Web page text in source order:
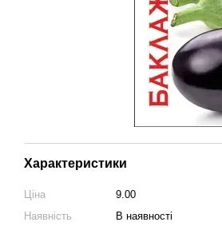
Характеристики
Ціна
9.00
Наявність
В наявності